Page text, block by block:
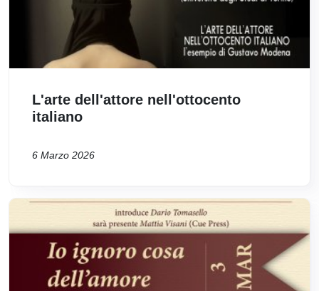
L'arte dell'attore nell'ottocento
italiano
6 Marzo 2026
Immagine